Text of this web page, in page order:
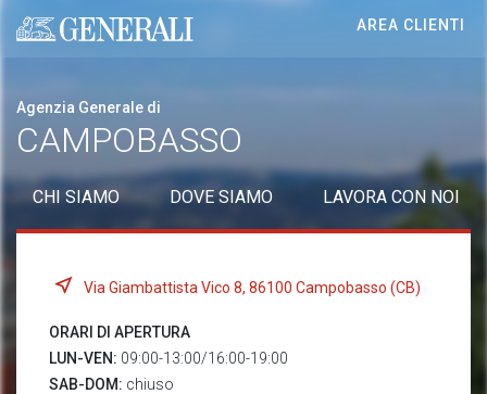
Generali logo
AREA CLIENTI
Agenzia Generale di
CAMPOBASSO
CHI SIAMO DOVE SIAMO LAVORA CON NOI
Via Giambattista Vico 8, 86100 Campobasso (CB)
ORARI DI APERTURA
LUN-VEN: 09:00-13:00/16:00-19:00
SAB-DOM: chiuso